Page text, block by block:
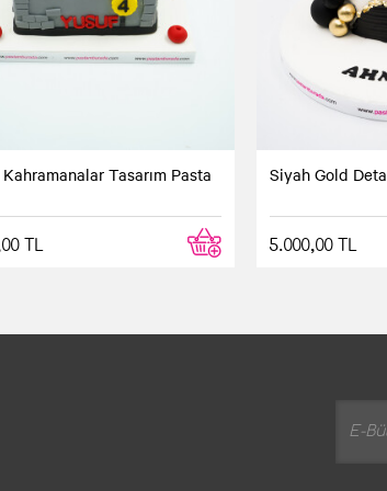
Tasarım Pasta
TL
Siyah Gold
5.000,00 TL